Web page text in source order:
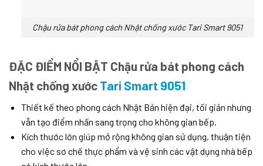
Chậu rửa bát phong cách Nhật chống xước Tari Smart 9051
ĐẶC ĐIỂM NỔI BẬT Chậu rửa bát phong cách
Nhật chống xước Tari Smart 9051
Thiết kế theo phong cách Nhật Bản hiện đại, tối giản nhưng
vẫn tạo điểm nhấn sang trọng cho không gian bếp.
Kích thước lớn giúp mở rộng không gian sử dụng, thuận tiện
cho việc sơ chế thực phẩm và vệ sinh các vật dụng nhà bếp